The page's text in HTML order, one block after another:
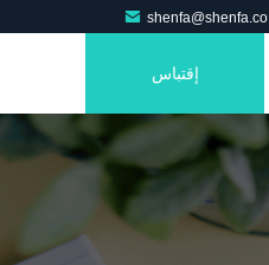
shenfa@shenfa.co
إقتباس